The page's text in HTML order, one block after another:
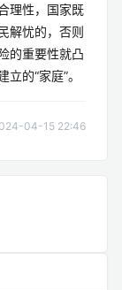
理性，国家既
解忧的，否则
的重要性就凸
的“家庭”。
04-15 22:46